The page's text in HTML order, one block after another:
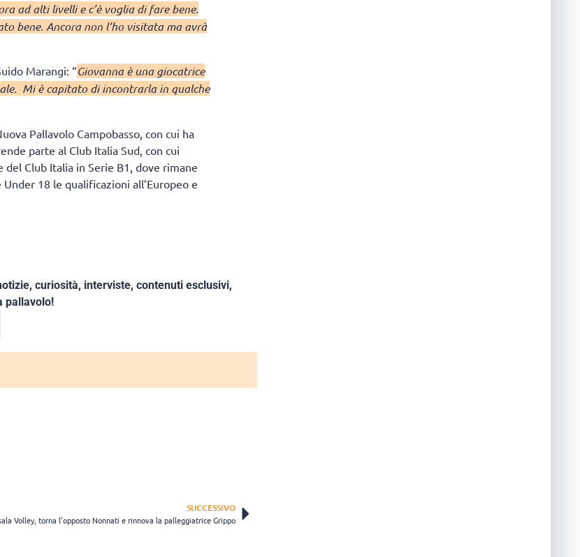
ad alti livelli e c’è voglia di fare bene.
bene. Ancora non l’ho visitata ma avrà
Marangi: “Giovanna è una giocatrice
Mi è capitato di incontrarla in qualche
Pallavolo Campobasso, con cui ha
parte al Club Italia Sud, con cui
Club Italia in Serie B1, dove rimane
18 le qualificazioni all’Europeo e
curiosità, interviste, contenuti esclusivi,
pallavolo!
SUCCESSIVO
Volley, torna l’opposto Nonnati e rinnova la palleggiatrice Grippo